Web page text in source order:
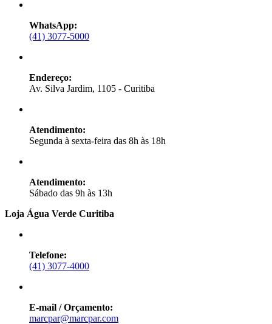
WhatsApp:
(41) 3077-5000
Endereço:
Av. Silva Jardim, 1105 - Curitiba
Atendimento:
Segunda à sexta-feira das 8h às 18h
Atendimento:
Sábado das 9h às 13h
Loja Água Verde Curitiba
Telefone:
(41) 3077-4000
E-mail / Orçamento:
marcpar@marcpar.com